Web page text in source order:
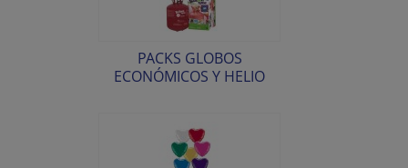
PACKS GLOBOS
ECONÓMICOS Y HELIO